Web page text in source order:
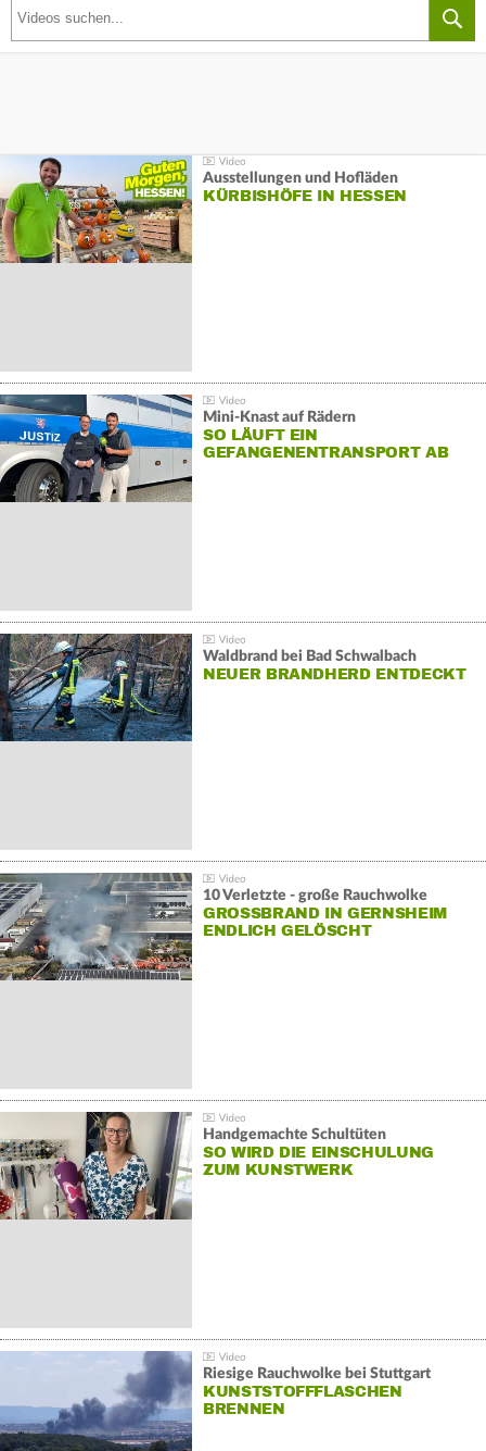
Ausstellungen und Hofläden
KÜRBISHÖFE IN HESSEN
Mini-Knast auf Rädern
SO LÄUFT EIN
GEFANGENENTRANSPORT AB
Waldbrand bei Bad Schwalbach
NEUER BRANDHERD ENTDECKT
10 Verletzte - große Rauchwolke
GROSSBRAND IN GERNSHEIM E
NDLICH GELÖSCHT
Handgemachte Schultüten
SO WIRD DIE EINSCHULUNG
ZUM KUNSTWERK
Riesige Rauchwolke bei Stuttgart
KUNSTSTOFFFLASCHEN
BRENNEN